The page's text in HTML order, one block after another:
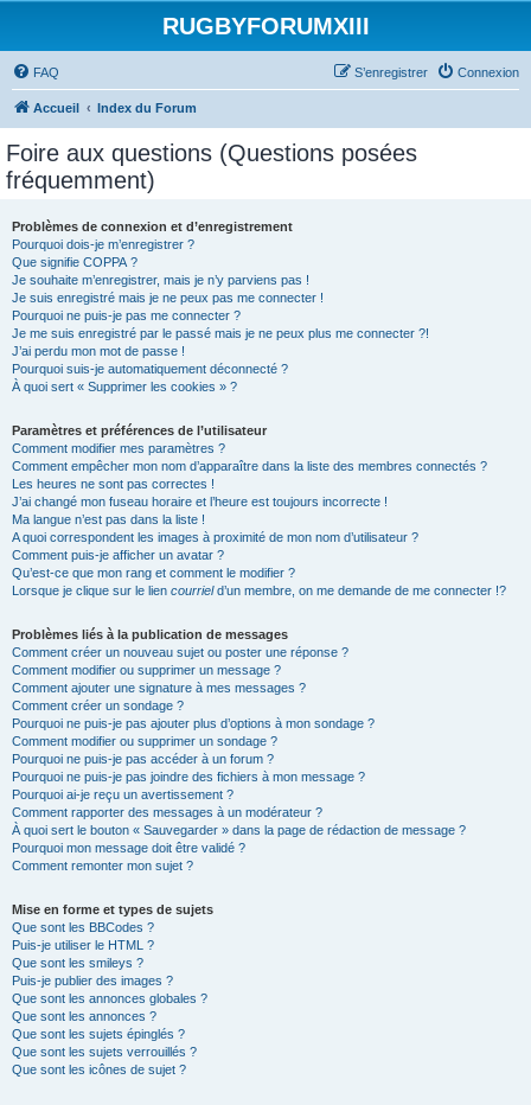
RUGBYFORUMXIII
FAQ Connexion
S’enregistrer
Accueil Index du Forum
Foire aux questions (Questions posées
fréquemment)
Problèmes de connexion et d’enregistrement
Pourquoi dois-je m’enregistrer ?
Que signifie COPPA ?
Je souhaite m’enregistrer, mais je n’y parviens pas !
Je suis enregistré mais je ne peux pas me connecter !
Pourquoi ne puis-je pas me connecter ?
Je me suis enregistré par le passé mais je ne peux plus me connecter ?!
J’ai perdu mon mot de passe !
Pourquoi suis-je automatiquement déconnecté ?
À quoi sert « Supprimer les cookies » ?
Paramètres et préférences de l’utilisateur
Comment modifier mes paramètres ?
Comment empêcher mon nom d’apparaître dans la liste des membres connectés ?
Les heures ne sont pas correctes !
J’ai changé mon fuseau horaire et l’heure est toujours incorrecte !
Ma langue n’est pas dans la liste !
A quoi correspondent les images à proximité de mon nom d’utilisateur ?
Comment puis-je afficher un avatar ?
Qu’est-ce que mon rang et comment le modifier ?
Lorsque je clique sur le lien courrield’un membre, on me demande de me connecter !?
Problèmes liés à la publication de messages
Comment créer un nouveau sujet ou poster une réponse ?
Comment modifier ou supprimer un message ?
Comment ajouter une signature à mes messages ?
Comment créer un sondage ?
Pourquoi ne puis-je pas ajouter plus d’options à mon sondage ?
Comment modifier ou supprimer un sondage ?
Pourquoi ne puis-je pas accéder à un forum ?
Pourquoi ne puis-je pas joindre des fichiers à mon message ?
Pourquoi ai-je reçu un avertissement ?
Comment rapporter des messages à un modérateur ?
À quoi sert le bouton « Sauvegarder » dans la page de rédaction de message ?
Pourquoi mon message doit être validé ?
Comment remonter mon sujet ?
Mise en forme et types de sujets
Que sont les BBCodes ?
Puis-je utiliser le HTML ?
Que sont les smileys ?
Puis-je publier des images ?
Que sont les annonces globales ?
Que sont les annonces ?
Que sont les sujets épinglés ?
Que sont les sujets verrouillés ?
Que sont les icônes de sujet ?